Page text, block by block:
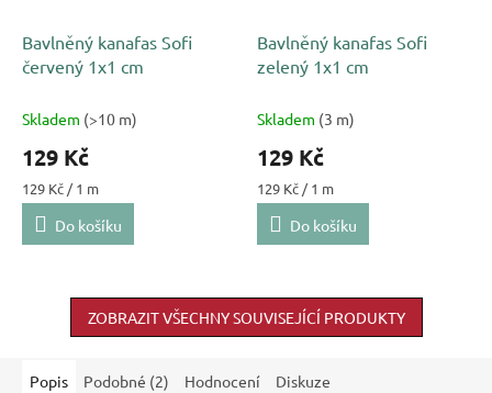
Bavlněný kanafas Sofi
červený 1x1 cm
Skladem (>10 m)
129 Kč
Měrná
cena:
129 Kč / 1 m
Do košíku
Bavlněný kanafas Sofi
zelený 1x1 cm
Skladem (3 m)
129 Kč
Měrná
cena:
129 Kč / 1 m
Do košíku
ZOBRAZIT VŠECHNY SOUVISEJÍCÍ PRODUKTY
Popis Podobné (2) Hodnocení Diskuze